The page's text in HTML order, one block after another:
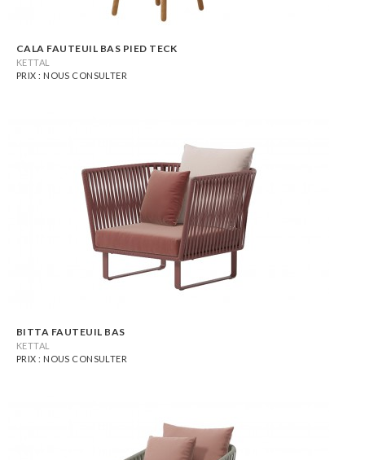
CALA FAUTEUIL BAS PIED TECK
KETTAL
PRIX : NOUS CONSULTER
BITTA FAUTEUIL BAS
KETTAL
PRIX : NOUS CONSULTER